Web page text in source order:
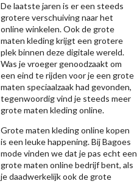
De laatste jaren is er een steeds
grotere verschuiving naar het
online winkelen. Ook de grote
maten kleding krijgt een grotere
plek binnen deze digitale wereld.
Was je vroeger genoodzaakt om
een eind te rijden voor je een grote
maten speciaalzaak had gevonden,
tegenwoordig vind je steeds meer
grote maten kleding online.
Grote maten kleding online kopen
is een leuke happening. Bij Bagoes
mode vinden we dat je pas echt een
grote maten online bedrijf bent, als
je daadwerkelijk ook de grote